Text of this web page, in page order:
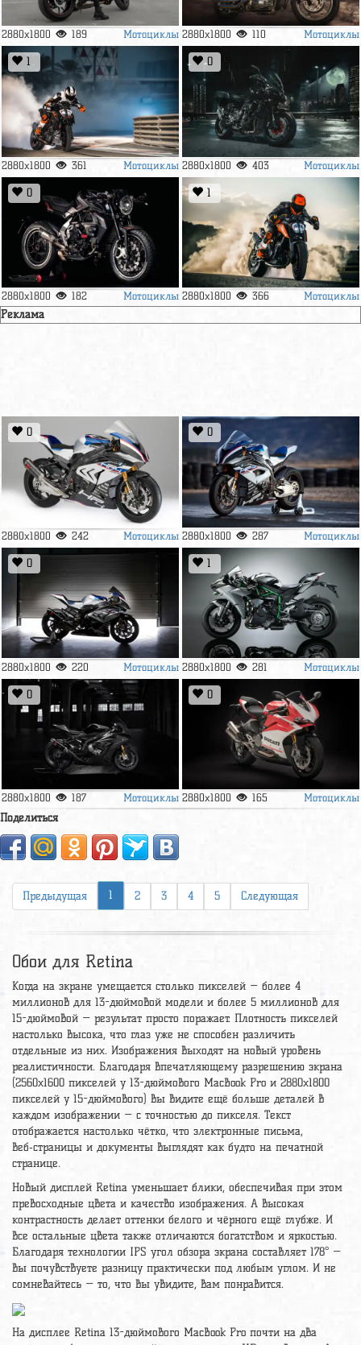
2880x1800 189 Мотоциклы 2880x1800 110 Мотоциклы
1
2880x1800 361 Мотоциклы
0
2880x1800 403 Мотоциклы
0
2880x1800 182 Мотоциклы
1
2880x1800 366 Мотоциклы
Реклама
0
2880x1800 242 Мотоциклы
0
2880x1800 287 Мотоциклы
0
2880x1800 220 Мотоциклы
1
2880x1800 281 Мотоциклы
0
2880x1800 187 Мотоциклы
0
2880x1800 165 Мотоциклы
Поделиться
Предыдущая 1 2 3 4 5 Следующая
Обои для Retina
Когда на экране умещается столько пикселей — более 4
миллионов для 13-дюймовой модели и более 5 миллионов для
15-дюймовой — результат просто поражает. Плотность пикселей
настолько высока, что глаз уже не способен различить
отдельные из них. Изображения выходят на новый уровень
реалистичности. Благодаря впечатляющему разрешению экрана
(2560x1600 пикселей у 13-дюймового MacBook Pro и 2880x1800
пикселей у 15-дюймового) вы видите ещё больше деталей в
каждом изображении — с точностью до пикселя. Текст
отображается настолько чётко, что электронные письма,
веб‑страницы и документы выглядят как будто на печатной
странице.
Новый дисплей Retina уменьшает блики, обеспечивая при этом
превосходные цвета и качество изображения. А высокая
контрастность делает оттенки белого и чёрного ещё глубже. И
все остальные цвета также отличаются богатством и яркостью.
Благодаря технологии IPS угол обзора экрана составляет 178° —
вы почувствуете разницу практически под любым углом. И не
сомневайтесь — то, что вы увидите, вам понравится.
На дисплее Retina 13-дюймового MacBook Pro почти на два